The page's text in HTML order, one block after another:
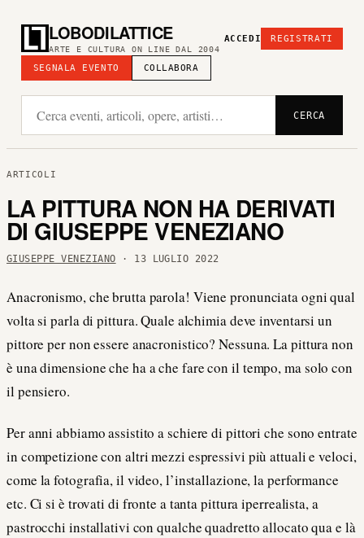
LOBODILATTICE
ARTE E CULTURA ON LINE DAL 2004
SEGNALA EVENTO COLLABORA
ACCEDI REGISTRATI
CERCA
ARTICOLI
LA PITTURA NON HA DERIVATI
DI GIUSEPPE VENEZIANO
GIUSEPPE VENEZIANO · 13 LUGLIO 2022
Anacronismo, che brutta parola! Viene pronunciata ogni qual
volta si parla di pittura. Quale alchimia deve inventarsi un
pittore per non essere anacronistico? Nessuna. La pittura non
è una dimensione che ha a che fare con il tempo, ma solo con
il pensiero.
Per anni abbiamo assistito a schiere di pittori che sono entrate
in competizione con altri mezzi espressivi più attuali e veloci,
come la fotografia, il video, l’installazione, la performance
etc. Ci si è trovati di fronte a tanta pittura iperrealista, a
pastrocchi installativi con qualche quadretto allocato qua e là